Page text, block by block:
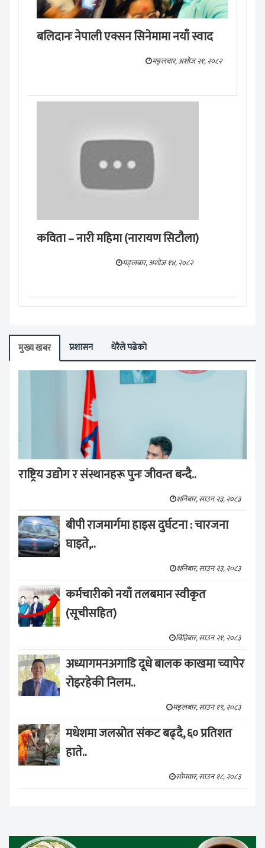
बलिदानः नेपाली एक्सन सिनेमामा नयाँ स्वाद
मङ्लबार, अशोज २१, २०८२
कविता – नारी महिमा (नारायण सिटौला)
मङ्लबार, अशोज १४, २०८२
मुख्य खबर प्रशासन धेरैले पढेको
राष्ट्रिय उद्योग र संस्थानहरू पुनः जीवन्त बन्दै..
शनिबार, साउन २३, २०८३
बीपी राजमार्गमा हाइस दुर्घटना : चारजना
घाइते,..
शनिबार, साउन २३, २०८३
कर्मचारीको नयाँ तलबमान स्वीकृत
(सूचीसहित)
बिहिबार, साउन २१, २०८३
अध्यागमनअगाडि दूधे बालक काखमा च्यापेर
रोइरहेकी निलम..
मङ्लबार, साउन १९, २०८३
मधेशमा जलस्रोत संकट बढ्दै, ६० प्रतिशत
हाते..
सोमवार, साउन १८, २०८३